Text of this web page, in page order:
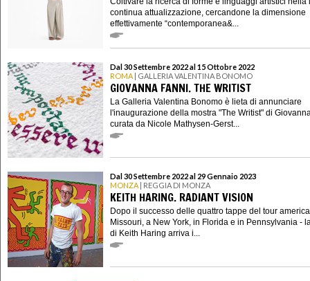
continua attualizzazione, cercandone la dimensione
effettivamente “contemporanea&...
Dal 30 Settembre 2022 al 15 Ottobre 2022
ROMA | GALLERIA VALENTINA BONOMO
GIOVANNA FANNI. THE WRITIST
La Galleria Valentina Bonomo è lieta di annunciare
l'inaugurazione della mostra "The Writist" di
curata da Nicole Mathysen-Gerst...
Dal 30 Settembre 2022 al 29 Gennaio 2023
MONZA | REGGIA DI MONZA
KEITH HARING. RADIANT VISION
Dopo il successo delle quattro tappe del tour
Missouri, a New York, in Florida e in Pennsylvania -
di Keith Haring arriva i...